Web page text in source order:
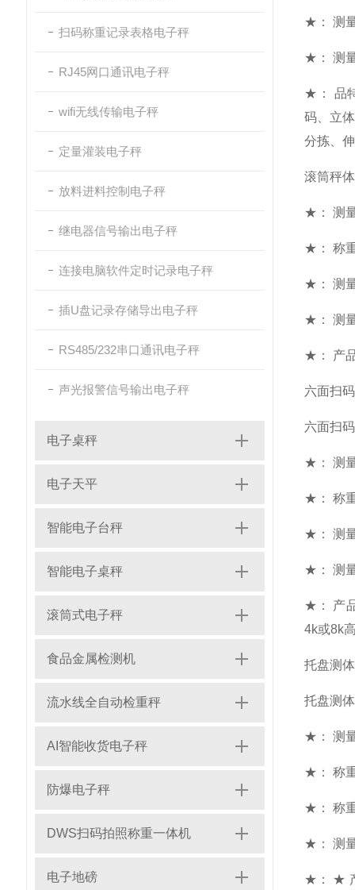
扫码称重记录表格电子秤
RJ45网口通讯电子秤
wifi无线传输电子秤
定量灌装电子秤
放料进料控制电子秤
继电器信号输出电子秤
连接电脑软件定时记录电子秤
插U盘记录存储导出电子秤
RS485/232串口通讯电子秤
声光报警信号输出电子秤
电子桌秤
电子天平
智能电子台秤
智能电子桌秤
滚筒式电子秤
食品金属检测机
流水线全自动检重秤
AI智能收货电子秤
防爆电子秤
DWS扫码拍照称重一体机
电子地磅
★： 测
★： 测
★： 品
码、立
分拣、
滚筒秤
★： 测
★： 称
★： 测
★： 测
★： 产
六面扫
六面扫
★： 测
★： 称
★： 测
★： 测
★： 产
4k或8k
托盘测
托盘测
★： 测
★： 称
★： 称
★： 测
★： ★